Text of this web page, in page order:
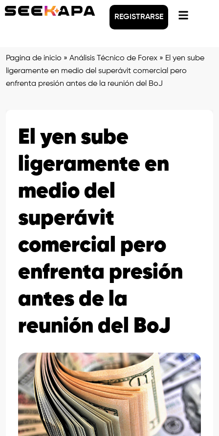
REGISTRARSE
Pagina de inicio » Análisis Técnico de Forex » El yen sube
ligeramente en medio del superávit comercial pero
enfrenta presión antes de la reunión del BoJ
El yen sube
ligeramente en
medio del
superávit
comercial pero
enfrenta presión
antes de la
reunión del BoJ